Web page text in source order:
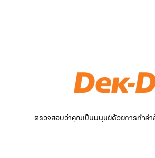
ตรวจสอบว่าคุณเป็นมนุษย์ด้วยการทำคำ